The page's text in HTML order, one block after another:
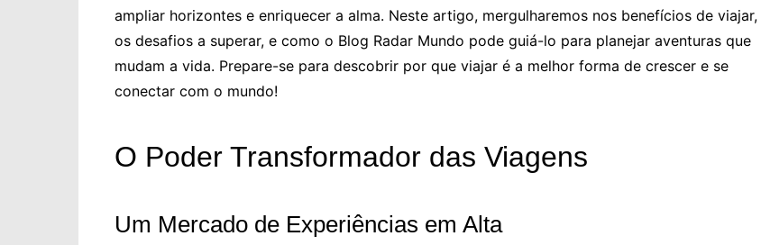
ampliar horizontes e enriquecer a alma. Neste artigo, mergulharemos nos benefícios de viajar,
os desafios a superar, e como o Blog Radar Mundo pode guiá-lo para planejar aventuras que
mudam a vida. Prepare-se para descobrir por que viajar é a melhor forma de crescer e se
conectar com o mundo!
O Poder Transformador das Viagens
Um Mercado de Experiências em Alta